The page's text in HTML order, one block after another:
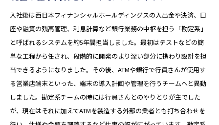
入社後は西日本フィナンシャルホールディングスの入出金や決済、口
座や融資の残高管理、利息計算など銀行業務の中枢を担う「勘定系」
と呼ばれるシステムを約5年間担当しました。最初はテストなどの簡
単な工程から任され、段階的に開発のより深い部分に携わり設計を担
当できるようになりました。その後、ATMや銀行で行員さんが使用す
る営業店端末といった、端末の導入計画や管理を行うチームへと異動
しました。勘定系チームの時には行員さんとのやりとりが主でした
が、現在はそれに加えてATMを製造する外部の業者とも打ち合わせを